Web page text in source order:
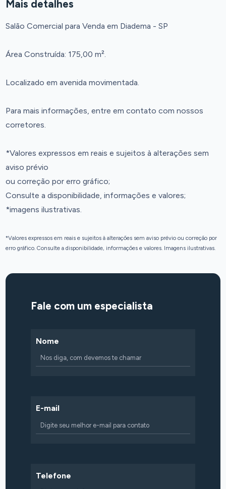
Mais detalhes
Salão Comercial para Venda em Diadema - SP
Área Construída: 175,00 m².
Localizado em avenida movimentada.
Para mais informações, entre em contato com nossos
corretores.
*Valores expressos em reais e sujeitos à alterações sem
aviso prévio
ou correção por erro gráfico;
Consulte a disponibilidade, informações e valores;
*imagens ilustrativas.
*Valores expressos em reais e sujeitos à alterações sem aviso prévio ou correção por
erro gráfico. Consulte a disponibilidade, informações e valores. Imagens ilustrativas.
Fale com um especialista
Nome
E-mail
Telefone